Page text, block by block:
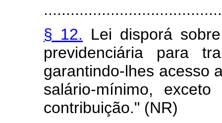
§ 12. Lei disporá
previdenciária para
garantindo-lhes acesso
salário-mínimo,
contribuição." (NR)